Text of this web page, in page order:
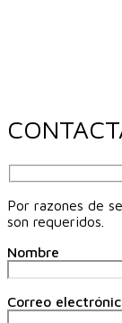
Por razones de
son requeridos.
Nombre
Correo